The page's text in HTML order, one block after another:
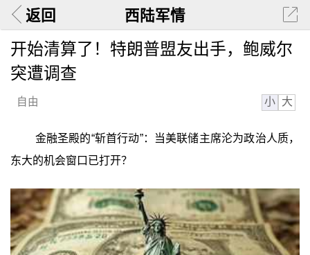
返回 西陆军情
开始清算了！特朗普盟友出手，鲍威尔
突遭调查
自由 小 大
金融圣殿的“斩首行动”：当美联储主席沦为政治人质，
东大的机会窗口已打开？